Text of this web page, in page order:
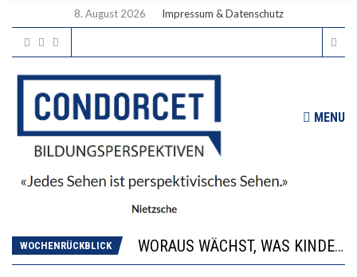
8. August 2026 Impressum & Datenschutz
MENU
WOCHENRÜCKBLICK
WORAUS WÄCHST, WAS KINDER TRÄGT
“WIR BEOBACHTEN EINEN REGELRECHTEN STURZFLUG BEI DEN LERNLEISTUNGEN”